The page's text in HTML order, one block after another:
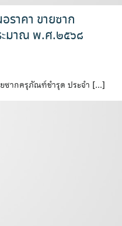
ราคา ขายซาก
มาณ พ.ศ.๒๕๖๘
ยซากครุภัณฑ์ชำรุด ประจำ […]